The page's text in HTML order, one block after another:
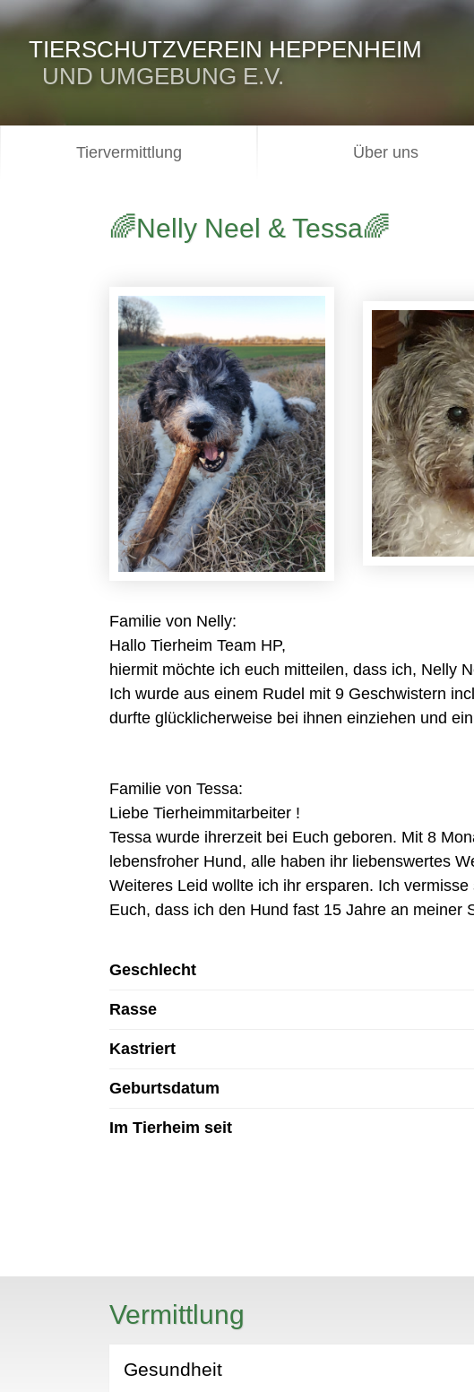
TIERSCHUTZVEREIN HEPPENHEIM
UND UMGEBUNG E.V.
Tiervermittlung Über uns
🌈Nelly Neel & Tessa🌈
Familie von Nelly:
Hallo Tierheim Team HP,
hiermit möchte ich euch mitteilen, dass ich, Nelly
Ich wurde aus einem Rudel mit 9 Geschwistern
durfte glücklicherweise bei ihnen einziehen und
Familie von Tessa:
Liebe Tierheimmitarbeiter !
Tessa wurde ihrerzeit bei Euch geboren. Mit 8
lebensfroher Hund, alle haben ihr liebenswertes
Weiteres Leid wollte ich ihr ersparen. Ich
Euch, dass ich den Hund fast 15 Jahre an
Geschlecht
Rasse
Kastriert
Geburtsdatum
Im Tierheim seit
Vermittlung
Gesundheit